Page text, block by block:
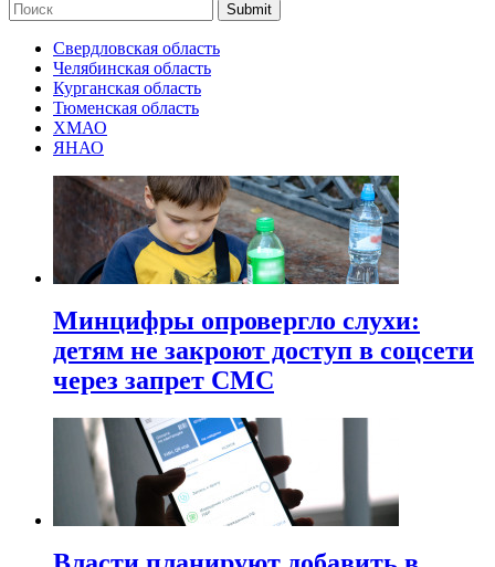
Submit
Свердловская область
Челябинская область
Курганская область
Тюменская область
ХМАО
ЯНАО
Минцифры опровергло слухи:
детям не закроют доступ в соцсети
через запрет СМС